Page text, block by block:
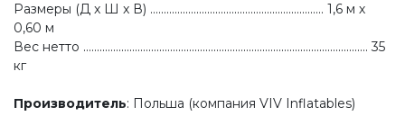
Размеры (Д x Ш x В) ................................................................ 1,6 м х
0,60 м
Вес нетто ......................................................................................................... 35
кг
Производитель: Польша (компания VIV Inflatables)